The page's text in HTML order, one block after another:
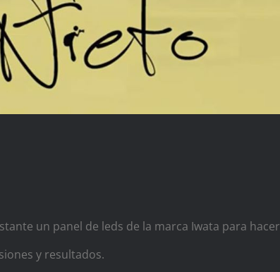
un panel de leds de la marca Iwata para hacer
y resultados.